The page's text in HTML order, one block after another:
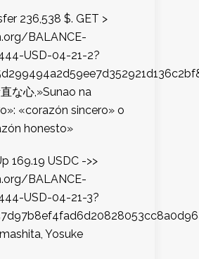
236,538 $. GET >
BALANCE-
USD-04-21-2?
な心,»Sunao na
«corazón sincero» o
honesto»
169.19 USDC ->>
BALANCE-
USD-04-21-3?
Yosuke